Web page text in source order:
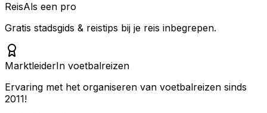
ReisAls een pro
Gratis stadsgids & reistips bij je reis inbegrepen.
MarktleiderIn voetbalreizen
Ervaring met het organiseren van voetbalreizen sinds
2011!